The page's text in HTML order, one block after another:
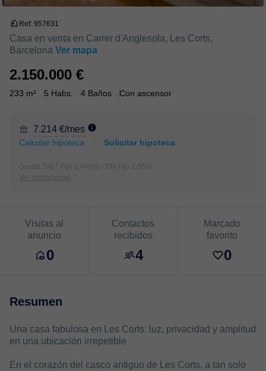
Ref: 957631
Casa en venta en Carrer d'Anglesola, Les Corts,
Barcelona Ver mapa
2.150.000 €
233 m² 5 Habs. 4 Baños Con ascensor
7.214 €/mes
Calcular hipoteca Solicitar hipoteca
Desde TAE 1
Fijo 2,446% / TIN Fijo 2,05%
Ver condiciones
Visitas al
anuncio
0
Contactos
recibidos
4
Marcado
favorito
0
Resumen
Una casa fabulosa en Les Corts: luz, privacidad y amplitud
en una ubicación irrepetible
En el corazón del casco antiguo de Les Corts, a tan solo